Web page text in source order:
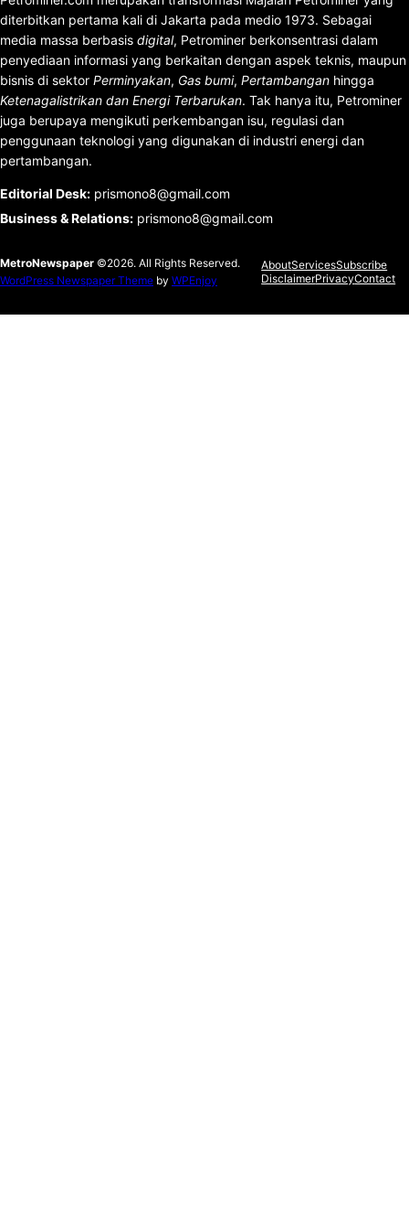
diterbitkan pertama kali di Jakarta pada medio 1973. Sebagai
media massa berbasis digital, Petrominer berkonsentrasi dalam
penyediaan informasi yang berkaitan dengan aspek teknis, maupun
bisnis di sektor Perminyakan, Gas bumi, Pertambangan hingga
Ketenagalistrikan dan Energi Terbarukan. Tak hanya itu, Petrominer
juga berupaya mengikuti perkembangan isu, regulasi dan
penggunaan teknologi yang digunakan di industri energi dan
pertambangan.
Editorial Desk: prismono8@gmail.com
Business & Relations: prismono8@gmail.com
MetroNewspaper ©2026. All Rights Reserved.
WordPress Newspaper Theme by WPEnjoy
AboutServicesSubscribe
DisclaimerPrivacyContact